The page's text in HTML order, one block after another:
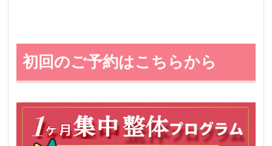
初回のご予約はこちらから